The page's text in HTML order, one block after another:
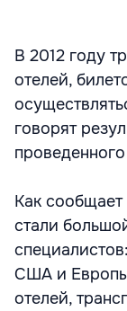
В 2012 году
отелей,
говорят
Как сообщает
стали
США и
отелей,